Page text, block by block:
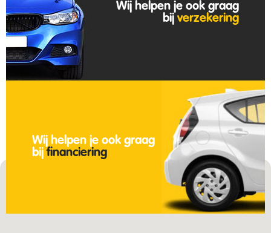
Wij helpen je ook graag
bij verzekering
Wij helpen je ook graag
bijfinanciering